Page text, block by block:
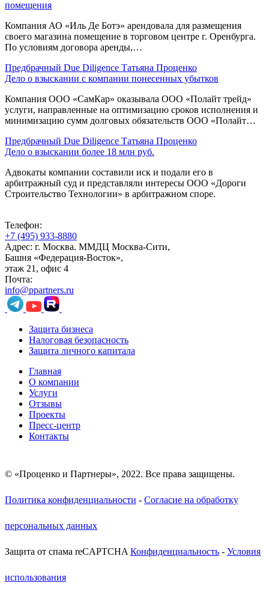
помещения
Компания АО «Иль Де Ботэ» арендовала для размещения
своего магазина помещение в торговом центре г. Оренбурга.
По условиям договора аренды,…
Предбрачный Due Diligence Татьяна Проценко
Дело о взыскании с компании понесенных убытков
Компания ООО «СамКар» оказывала ООО «Полайт трейд»
услуги, направленные на оптимизацию сроков исполнения и
минимизацию сумм долговых обязательств ООО «Полайт…
Предбрачный Due Diligence Татьяна Проценко
Дело о взыскании более 18 млн руб.
Адвокаты компании составили иск и подали его в
арбитражный суд и представляли интересы ООО «Дороги
Строительство Технологии» в арбитражном споре.
Телефон:
+7 (495) 933-8880
Адрес: г. Москва. ММДЦ Москва-Сити,
Башня «Федерация-Восток»,
этаж 21, офис 4
Почта:
info@ppartners.ru
Защита бизнеса
Налоговая безопасность
Защита личного капитала
Главная
О компании
Услуги
Отзывы
Проекты
Пресс-центр
Контакты
© «Проценко и Партнеры», 2022. Все права защищены.
Политика конфиденциальности - Согласие на обработку
персональных данных
Защита от спама reCAPTCHA Конфиденциальность - Условия
использования